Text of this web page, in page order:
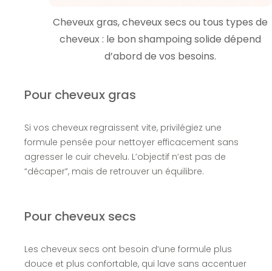
Cheveux gras, cheveux secs ou tous types de
cheveux : le bon shampoing solide dépend
d’abord de vos besoins.
Pour cheveux gras
Si vos cheveux regraissent vite, privilégiez une
formule pensée pour nettoyer efficacement sans
agresser le cuir chevelu. L’objectif n’est pas de
“décaper”, mais de retrouver un équilibre.
Pour cheveux secs
Les cheveux secs ont besoin d’une formule plus
douce et plus confortable, qui lave sans accentuer